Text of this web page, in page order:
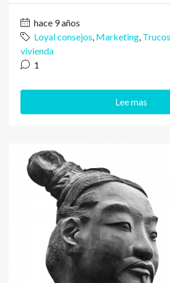
hace 9 años
Loyal consejos, Marketing,
vivienda
1
Lee mas